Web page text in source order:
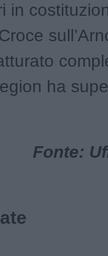
in
ha
Fonte: